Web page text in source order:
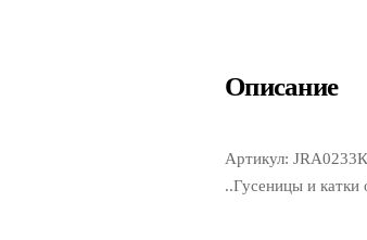
Описание
Артикул:
..Гусеницы и катки